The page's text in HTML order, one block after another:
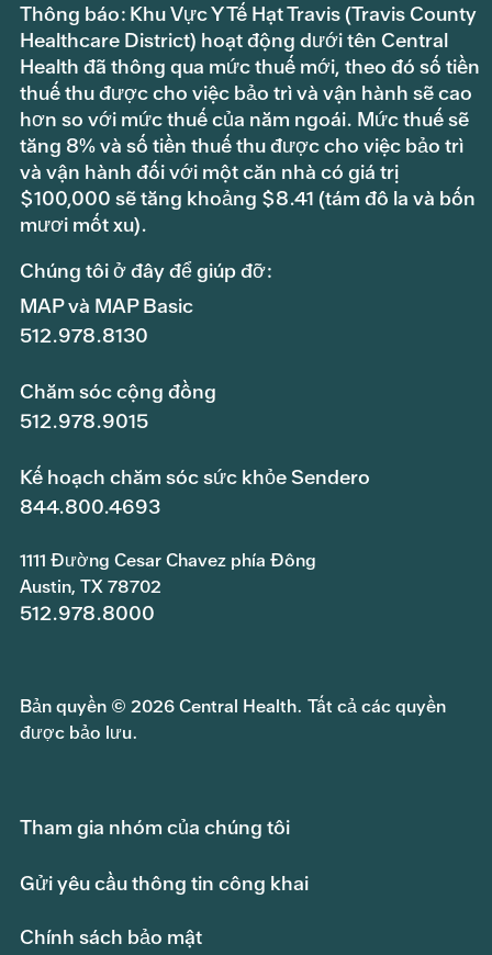
Thông báo: Khu Vực Y Tế Hạt Travis (Travis County
Healthcare District) hoạt động dưới tên Central
Health đã thông qua mức thuế mới, theo đó số tiền
thuế thu được cho việc bảo trì và vận hành sẽ cao
hơn so với mức thuế của năm ngoái. Mức thuế sẽ
tăng 8% và số tiền thuế thu được cho việc bảo trì
và vận hành đối với một căn nhà có giá trị
$100,000 sẽ tăng khoảng $8.41 (tám đô la và bốn
mươi mốt xu).
Chúng tôi ở đây để giúp đỡ:
MAP và MAP Basic
512.978.8130
Chăm sóc cộng đồng
512.978.9015
Kế hoạch chăm sóc sức khỏe Sendero
844.800.4693
1111 Đường Cesar Chavez phía Đông
Austin, TX 78702
512.978.8000
Bản quyền © 2026 Central Health. Tất cả các quyền
được bảo lưu.
Tham gia nhóm của chúng tôi
Gửi yêu cầu thông tin công khai
Chính sách bảo mật